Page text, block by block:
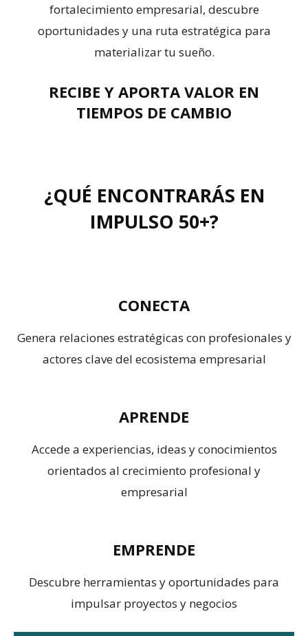
fortalecimiento empresarial, descubre
oportunidades y una ruta estratégica para
materializar tu sueño.
RECIBE Y APORTA VALOR EN
TIEMPOS DE CAMBIO
¿QUÉ ENCONTRARÁS EN
IMPULSO 50+?
CONECTA
Genera relaciones estratégicas con profesionales y
actores clave del ecosistema empresarial
APRENDE
Accede a experiencias, ideas y conocimientos
orientados al crecimiento profesional y
empresarial
EMPRENDE
Descubre herramientas y oportunidades para
impulsar proyectos y negocios